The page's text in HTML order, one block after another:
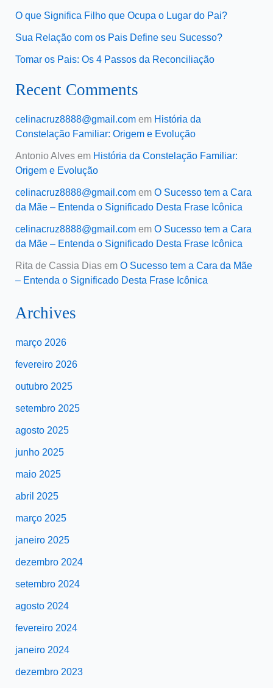
O que Significa Filho que Ocupa o Lugar do Pai?
Sua Relação com os Pais Define seu Sucesso?
Tomar os Pais: Os 4 Passos da Reconciliação
Recent Comments
celinacruz8888@gmail.comem História da
Constelação Familiar: Origem e Evolução
Antonio Alvesem História da Constelação Familiar:
Origem e Evolução
celinacruz8888@gmail.comem O Sucesso tem a Cara
da Mãe – Entenda o Significado Desta Frase Icônica
celinacruz8888@gmail.comem O Sucesso tem a Cara
da Mãe – Entenda o Significado Desta Frase Icônica
Rita de Cassia Diasem O Sucesso tem a Cara da Mãe
– Entenda o Significado Desta Frase Icônica
Archives
março 2026
fevereiro 2026
outubro 2025
setembro 2025
agosto 2025
junho 2025
maio 2025
abril 2025
março 2025
janeiro 2025
dezembro 2024
setembro 2024
agosto 2024
fevereiro 2024
janeiro 2024
dezembro 2023